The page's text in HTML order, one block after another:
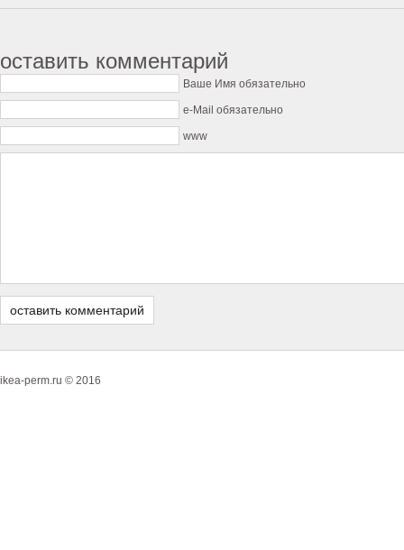
оставить комментарий
Ваше Имя обязательно
e-Mail обязательно
www
ikea-perm.ru © 2016